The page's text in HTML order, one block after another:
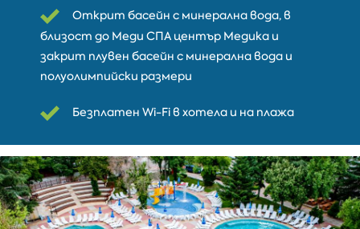
Открит басейн с минерална вода, в
близост до Меди СПА център Медика и
закрит плувен басейн с минерална вода и
полуолимпийски размери
Безплатен Wi-Fi в хотела и на плажа